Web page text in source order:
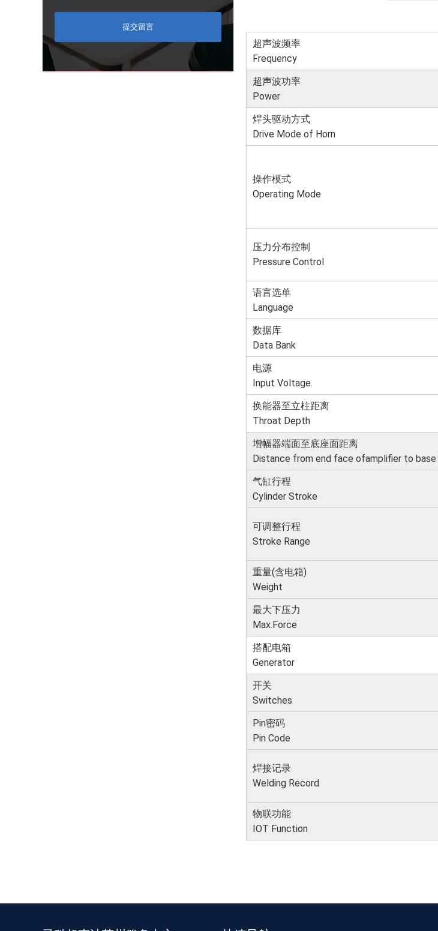
提交留言
超声波频率
Frequency
超声波功率
Power
焊头驱动方式
Drive Mode of Horn
操作模式
Operating Mode
压力分布控制
Pressure Control
语言选单
Language
数据库
Data Bank
电源
Input Voltage
换能器至立柱距离
Throat Depth
增幅器端面至底座面距离
Distance from end face ofamplifier to
气缸行程
Cylinder Stroke
可调整行程
Stroke Range
重量(含电箱)
Weight
最大下压力
Max.Force
搭配电箱
Generator
开关
Switches
Pin密码
Pin Code
焊接记录
Welding Record
物联功能
IOT Function